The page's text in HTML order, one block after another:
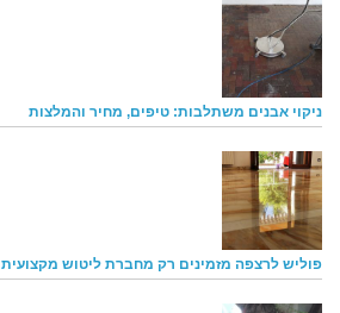
ניקוי אבנים משתלבות: טיפים, מחיר והמלצות
פוליש לרצפה מזמינים רק מחברת ליטוש מקצועית